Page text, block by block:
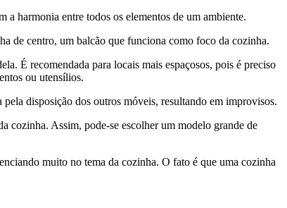
a harmonia entre todos os elementos de um ambiente.
de centro, um balcão que funciona como foco da cozinha.
É recomendada para locais mais espaçosos, pois é preciso
ou utensílios.
disposição dos outros móveis, resultando em improvisos.
cozinha. Assim, pode-se escolher um modelo grande de
muito no tema da cozinha. O fato é que uma cozinha